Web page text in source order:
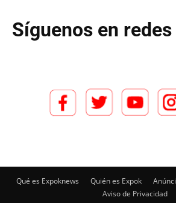
Síguenos en
Qué es Expoknews Quién es Expok
Aviso de Privacidad